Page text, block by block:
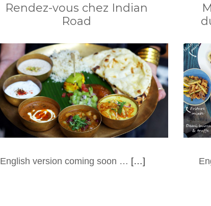
Rendez-vous chez Indian
Road
English version coming soon … […]